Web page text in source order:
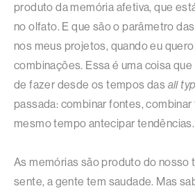
produto da memória afetiva, que
no olfato. E que são o parâmetro
nos meus projetos, quando eu
combinações. Essa é uma coisa
de fazer desde os tempos das all
passada: combinar fontes,
mesmo tempo antecipar tendências.
As memórias são produto do nosso
sente, a gente tem saudade. Mas